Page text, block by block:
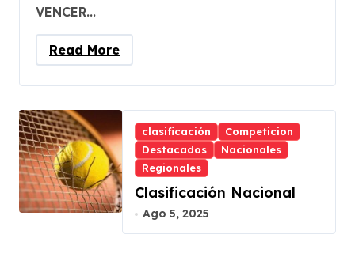
VENCER...
Read More
clasificación
Competicion
Destacados
Nacionales
Regionales
Clasificación Nacional
Ago 5, 2025